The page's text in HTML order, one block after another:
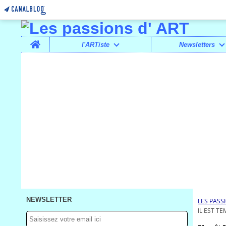
Home
l'ARTiste Newsletters
NEWSLETTER LES
IL EST